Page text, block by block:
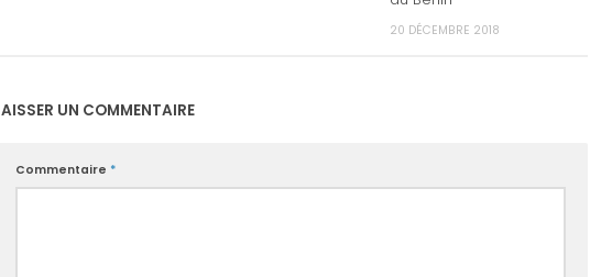
20 DÉCEMBRE 2018
UN COMMENTAIRE
Commentaire *